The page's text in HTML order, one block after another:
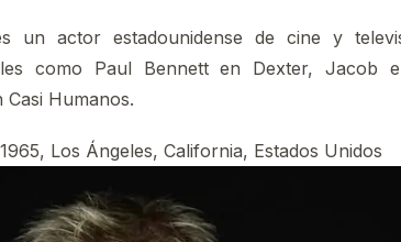
un actor estadounidense de cine y
como Paul Bennett en Dexter, Jacob
Humanos.
Los Ángeles, California, Estados Unidos